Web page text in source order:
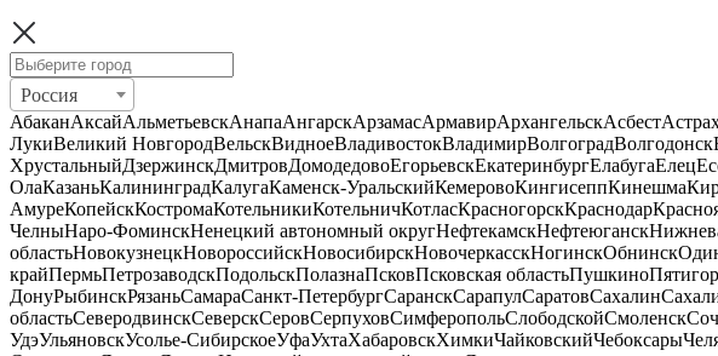
Россия
АбаканАксайАльметьевскАнапаАнгарскАрзамасАрмавирАрхангельскАсбест
ЛукиВеликий НовгородВельскВидноеВладивостокВладимирВолгоградВолгодонск
ХрустальныйДзержинскДмитровДомодедовоЕгорьевскЕкатеринбургЕлабугаЕлец
ОлаКазаньКалининградКалугаКаменск-УральскийКемеровоКингисеппКинешма
АмуреКопейскКостромаКотельникиКотельничКотласКрасногорскКраснодар
ЧелныНаро-ФоминскНенецкий автономный округНефтекамскНефтеюганск
областьНовокузнецкНовороссийскНовосибирскНовочеркасскНогинскОбнинск
крайПермьПетрозаводскПодольскПолазнаПсковПсковская областьПушкино
ДонуРыбинскРязаньСамараСанкт-ПетербургСаранскСарапулСаратовСахалин
областьСеверодвинскСеверскСеровСерпуховСимферопольСлободскойСмоленск
УдэУльяновскУсолье-СибирскоеУфаУхтаХабаровскХимкиЧайковскийЧебоксары